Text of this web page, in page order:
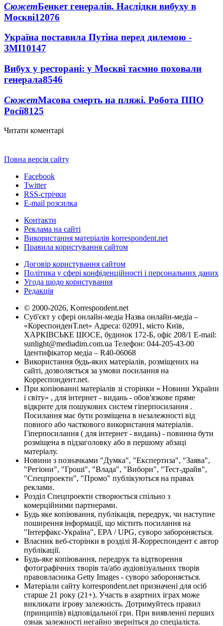
СюжетБенкет генералів. Наслідки вибуху в
Москві12076
Україна поставила Путіна перед дилемою -
ЗМІ10147
Вибух у ресторані: у Москві таємно поховали
генерала8546
СюжетМасова смерть на пляжі. Робота ППО
Росії8125
Читати коментарі
Повна версія сайту
Facebook
Twitter
RSS-стрічки
E-mail розсилка
Контакти
Реклама на сайті
Використання матеріалів korrespondent.net
Правила користування сайтом
Договір користування сайтом
Політика у сфері конфіденційності і персональних даних
Угода щодо користування
Редакція
© 2000-2026, Korrespondent.net
Суб'єкт у сфері онлайн-медіа Назва онлайн-медіа –
«КореспонденТ.net» Адреса: 02091, місто Київ,
ХАРКІВСЬКЕ ШОСЕ, будинок 172-Б, офіс 208/1 E-mail:
sunlight@mediadim.com.ua Телефон: 044-205-43-00
Ідентифікатор медіа – R40-06068
Використання будь-яких матеріалів, розміщених на
сайті, дозволяється за умови посилання на
Корреспондент.net.
При копіюванні матеріалів зі сторінки « Новини України
і світу» , для інтернет - видань - обов'язкове пряме
відкрите для пошукових систем гіперпосилання .
Посилання має бути розміщена в незалежності від
повного або часткового використання матеріалів.
Гіперпосилання ( для інтернет - видань) - повинна бути
розміщена в підзаголовку або в першому абзаці
матеріалу.
Новини з позначками "Думка", "Експертиза", "Заява",
"Регіони", "Гроші", "Влада", "Вибори", "Тест-драйв",
"Спецпроекти", "Промо" публікуються на правах
реклами.
Розділ Спецпроекти створюється спільно з
комерційними партнерами.
Будь яке копіювання, публікація, передрук, чи наступне
поширення інформації, що містить посилання на
"Інтерфакс-Україна", EPA / UPG, суворо забороняється.
Власник веб-сторінки в розділі Я-Корреспондент є автор
публікації.
Будь-яке копіювання, передрук та відтворення
фотографічних творів та/або аудіовізуальних творів
правовласника Getty Images - суворо забороняється.
Матеріали сайту korrespondent.net призначені для осіб
старше 21 року (21+). Участь в азартних іграх може
викликати ігрову залежність. Дотримуйтесь правил
(принципів) відповідальної гри. При виявленні перших
ознак залежності негайно зверніться до спеціаліста.